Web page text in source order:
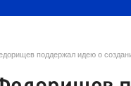
поддержал идею о